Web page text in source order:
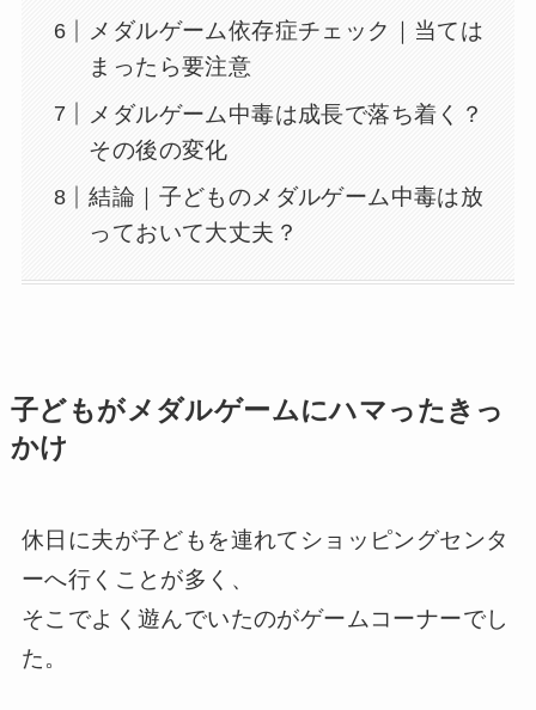
メダルゲーム依存症チェック｜当ては
まったら要注意
メダルゲーム中毒は成長で落ち着く？
その後の変化
結論｜子どものメダルゲーム中毒は放
っておいて大丈夫？
子どもがメダルゲームにハマったきっ
かけ
休日に夫が子どもを連れてショッピングセンタ
ーへ行くことが多く、
そこでよく遊んでいたのがゲームコーナーでし
た。